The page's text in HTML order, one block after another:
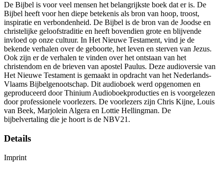
De Bijbel is voor veel mensen het belangrijkste boek dat er is. De
Bijbel heeft voor hen diepe betekenis als bron van hoop, troost,
inspiratie en verbondenheid. De Bijbel is de bron van de Joodse en
christelijke geloofstraditie en heeft bovendien grote en blijvende
invloed op onze cultuur. In Het Nieuwe Testament, vind je de
bekende verhalen over de geboorte, het leven en sterven van Jezus.
Ook zijn er de verhalen te vinden over het ontstaan van het
christendom en de brieven van apostel Paulus. Deze audioversie van
Het Nieuwe Testament is gemaakt in opdracht van het Nederlands-
Vlaams Bijbelgenootschap. Dit audioboek werd opgenomen en
geproduceerd door Thinium Audioboekproducties en is voorgelezen
door professionele voorlezers. De voorlezers zijn Chris Kijne, Louis
van Beek, Marjolein Algera en Lottie Hellingman. De
bijbelvertaling die je hoort is de NBV21.
Details
Imprint